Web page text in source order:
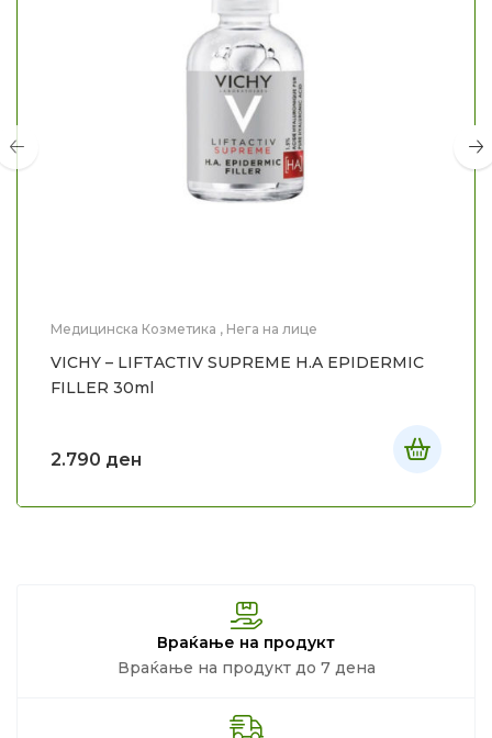
Медицинска Козметика , Нега на лице
VICHY – LIFTACTIV SUPREME H.A EPIDERMIC
FILLER 30ml
2.790 ден
Враќање на продукт
Враќање на продукт до 7 дена